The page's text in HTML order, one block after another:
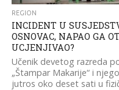
REGION
INCIDENT U
OSNOVAC, NAPAO GA
UCJENJIVAO?
Učenik devetog razreda
„Štampar Makarije“ i
jutros oko deset sati u